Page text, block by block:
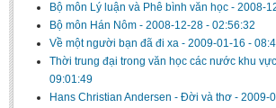
Bộ môn Lý luận và Phê bình văn học - 2008-
Bộ môn Hán Nôm - 2008-12-28 - 02:56:32
Về một người bạn đã đi xa - 2009-01-16 -
Thời trung đại trong văn học các nước khu
09:01:49
Hans Christian Andersen - Đời và thơ - 2009-